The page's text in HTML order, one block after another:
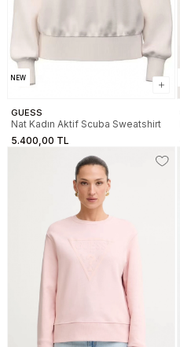
NEW
GUESS
Nat Kadın Aktif Scuba Sweatshirt
5.400,00 TL